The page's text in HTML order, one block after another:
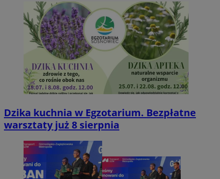
Dzika kuchnia w Egzotarium. Bezpłatne
warsztaty już 8 sierpnia